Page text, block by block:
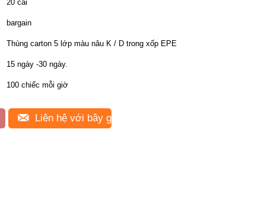
20 cái
bargain
Thùng carton 5 lớp màu nâu K / D trong xốp EPE
15 ngày -30 ngày.
100 chiếc mỗi giờ
Liên hệ với bây giờ